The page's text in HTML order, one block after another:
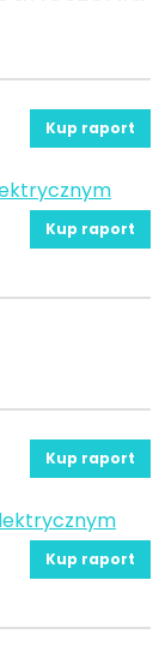
Kup raport
Kup raport
Kup raport
Kup raport